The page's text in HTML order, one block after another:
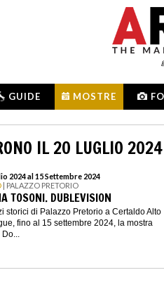
GUIDE MOSTRE
IL 20 LUGLIO 2024
2024 al 15 Settembre 2024
| PALAZZO PRETORIO
TOSONI. DUBLEVISION
storici di Palazzo Pretorio a Certaldo Alto
fino al 15 settembre 2024, la mostra